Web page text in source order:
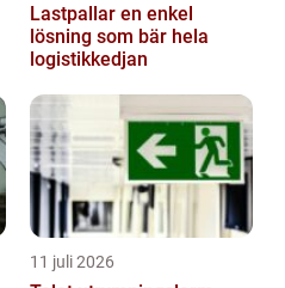
Lastpallar en enkel
lösning som bär hela
logistikkedjan
11 juli 2026